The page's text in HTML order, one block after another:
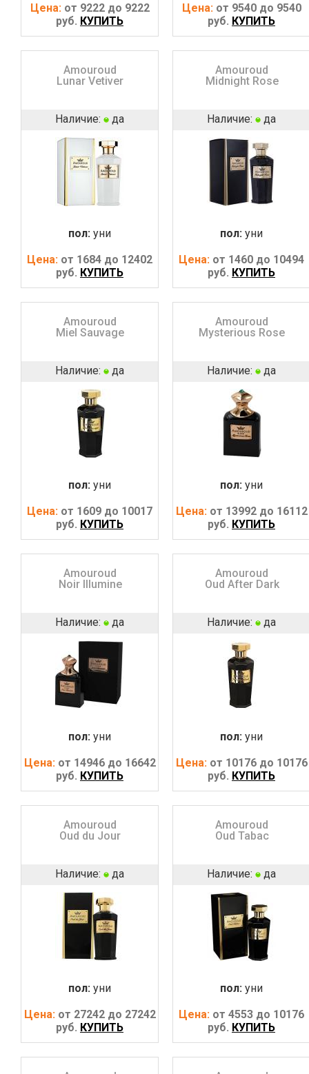
Цена: от 9222 до 9222
руб. КУПИТЬ
Цена: от 9540 до 9540
руб. КУПИТЬ
Amouroud
Lunar Vetiver
Наличие: да
пол: уни
Цена: от 1684 до 12402
руб. КУПИТЬ
Amouroud
Midnight Rose
Наличие: да
пол: уни
Цена: от 1460 до 10494
руб. КУПИТЬ
Amouroud
Miel Sauvage
Наличие: да
пол: уни
Цена: от 1609 до 10017
руб. КУПИТЬ
Amouroud
Mysterious Rose
Наличие: да
пол: уни
Цена: от 13992 до 16112
руб. КУПИТЬ
Amouroud
Noir Illumine
Наличие: да
пол: уни
Цена: от 14946 до 16642
руб. КУПИТЬ
Amouroud
Oud After Dark
Наличие: да
пол: уни
Цена: от 10176 до 10176
руб. КУПИТЬ
Amouroud
Oud du Jour
Наличие: да
пол: уни
Цена: от 27242 до 27242
руб. КУПИТЬ
Amouroud
Oud Tabac
Наличие: да
пол: уни
Цена: от 4553 до 10176
руб. КУПИТЬ